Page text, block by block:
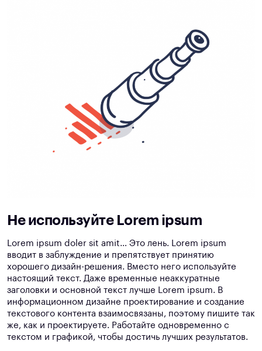
Не используйте Lorem ipsum
Lorem ipsum doler sit amit… Это лень. Lorem ipsum
вводит в заблуждение и препятствует принятию
хорошего дизайн-решения. Вместо него используйте
настоящий текст. Даже временные неаккуратные
заголовки и основной текст лучше Lorem ipsum. В
информационном дизайне проектирование и создание
текстового контента взаимосвязаны, поэтому пишите так
же, как и проектируете. Работайте одновременно с
текстом и графикой, чтобы достичь лучших результатов.